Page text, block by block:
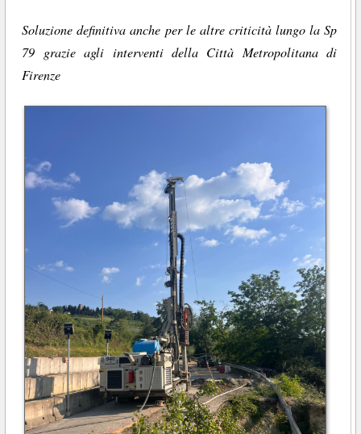
Soluzione definitiva anche per le altre criticità lungo la Sp
79 grazie agli interventi della Città Metropolitana di
Firenze